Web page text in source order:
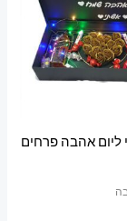
ליום אהבה פרחים